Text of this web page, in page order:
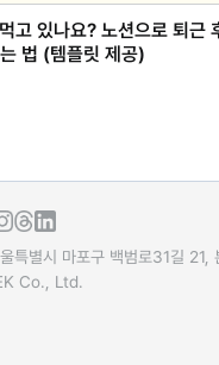
고 있나요? 노션으로 퇴근
법 (템플릿 제공)
특별시 마포구 백범로31길 21,
Co., Ltd.